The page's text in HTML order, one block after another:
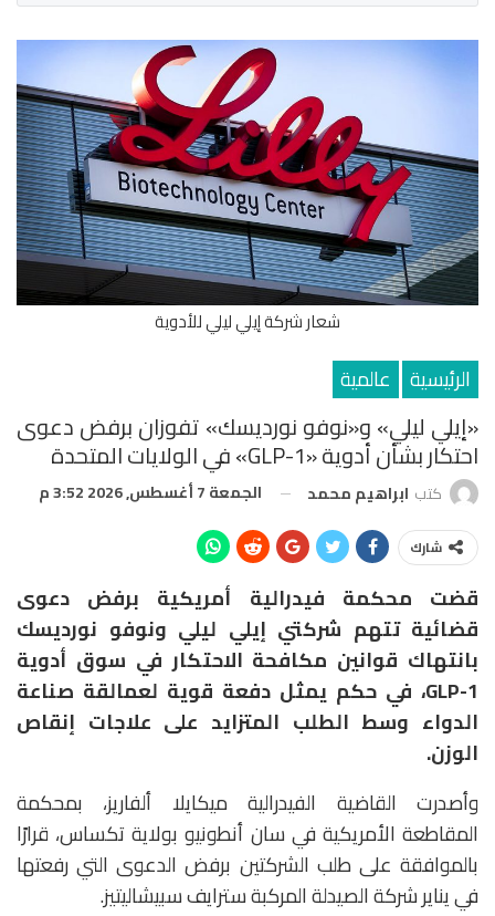
شعار شركة إيلي ليلي للأدوية
الرئيسية عالمية
«إيلي ليلي» و«نوفو نورديسك» تفوزان برفض دعوى
احتكار بشأن أدوية «GLP-1» في الولايات المتحدة
كتب ابراهيم محمد الجمعة 7 أغسطس, 2026 3:52 م
شارك
قضت محكمة فيدرالية أمريكية برفض دعوى
قضائية تتهم شركتي إيلي ليلي ونوفو نورديسك
بانتهاك قوانين مكافحة الاحتكار في سوق أدوية
GLP-1، في حكم يمثل دفعة قوية لعمالقة صناعة
الدواء وسط الطلب المتزايد على علاجات إنقاص
الوزن.
وأصدرت القاضية الفيدرالية ميكايلا ألفاريز، بمحكمة
المقاطعة الأمريكية في سان أنطونيو بولاية تكساس، قرارًا
بالموافقة على طلب الشركتين برفض الدعوى التي رفعتها
في يناير شركة الصيدلة المركبةسترايف سبيشاليتيز.